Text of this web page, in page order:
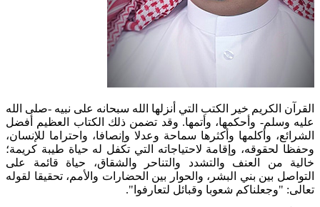
الكريم خير الكتب التي أنزلها الله سبحانه على نبيه -صلى الله
وأحكمها، وأتمها. وقد تضمن ذلك الكتاب العظيم أفضل
وأكلمها وأكثرها سماحة وعدلا وإنصافا، واحتراما للإنسان،
وإقامة لاحتياجاته التي تكفل له حياة طيبة كريمة؛
من العنف والتشدد والتناحر والشقاق، حياة قائمة على
بين بني البشر، والحوار بين الحضارات والأمم، تحقيقا لقوله
"وجعلناكم شعوبا وقبائل لتعارفوا".